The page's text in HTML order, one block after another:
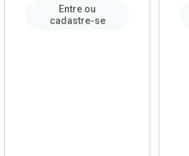
Entre ou
cadastre-se